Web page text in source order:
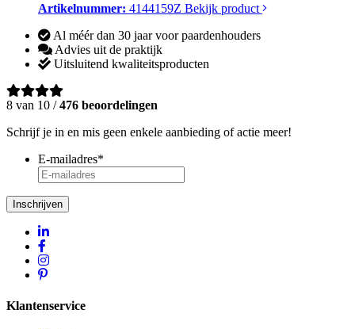
Artikelnummer: 4144159Z Bekijk product
Al méér dan 30 jaar voor paardenhouders
Advies uit de praktijk
Uitsluitend kwaliteitsproducten
8 van 10 /476 beoordelingen
Schrijf je in en mis geen enkele aanbieding of actie meer!
E-mailadres*
Inschrijven
Klantenservice